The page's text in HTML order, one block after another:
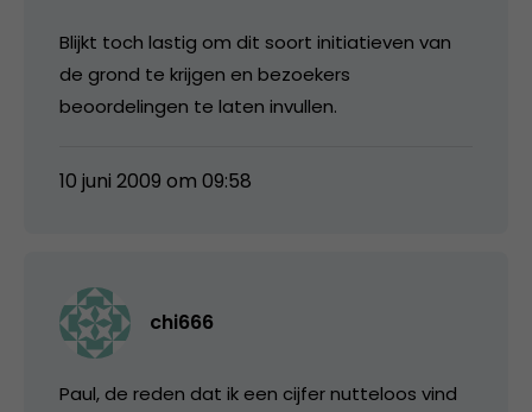
Blijkt toch lastig om dit soort initiatieven van
de grond te krijgen en bezoekers
beoordelingen te laten invullen.
10 juni 2009 om 09:58
chi666
Paul, de reden dat ik een cijfer nutteloos vind